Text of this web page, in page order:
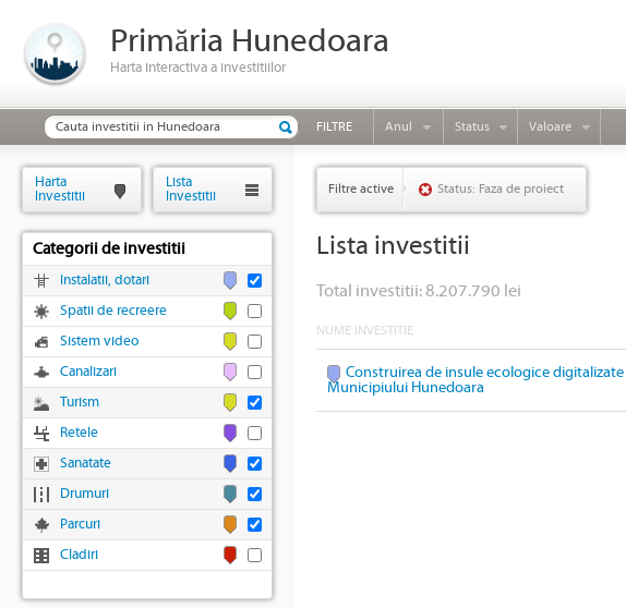
Primăria Hunedoara
Harta interactiva a investitiilor
FILTRE Anul Status Valoare
Filtre active Status: Faza de proiect
Lista investitii
Total investitii: 8.207.790 lei
NUME INVESTITIE
Construirea de insule ecologice
Municipiului Hunedoara
Harta
Investitii
Lista
Investitii
Categorii de investitii
Instalatii, dotari
Spatii de recreere
Sistem video
Canalizari
Turism
Retele
Sanatate
Drumuri
Parcuri
Cladiri